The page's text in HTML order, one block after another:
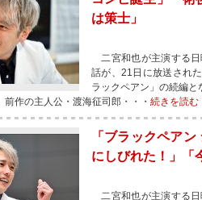
は策士」
二宮和也が主演する日
話が、21日に放送され
ラックペアン」の続編
作の主人公・渡海征司郎・・・ 続きを読む
「ブラックペア
にしびれた！」「
二宮和也が主演する日